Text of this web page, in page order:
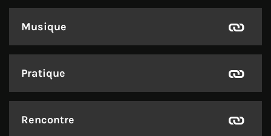
Musique
Pratique
Rencontre